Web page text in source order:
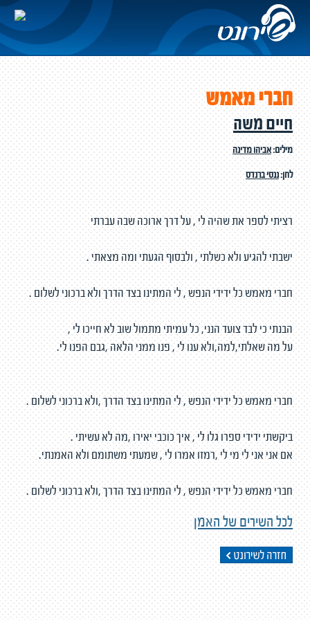
חברי מאמש
חיים משה
מילים:אביהו מדינה
לחן:ננסי ברנדס
רציתי לספר את שהיה לי , על דרך ארוכה שבה עברתי
ישבתי להגיע ולא כשלתי , ולבסוף הגעתי ומה מצאתי .
חברי מאמש כל ידידי הנפש , לי המתינו בצד הדרך ולא ברכוני לשלום .
הבנתי כי לבד צועד הנני, כל עמיתי מתמול שוב לא חייכו לי ,
על מה שאלתי,למה,ולא ענו לי , פנו ממני הלאה ,גבם הפנו לי.
חברי מאמש כל ידידי הנפש , לי המתינו בצד הדרך ,ולא ברכוני לשלום .
ביקשתי ידידי ספרו גלו לי , איך כוכבי יאירו ,מה לא עשיתי .
אם אני אני לי מי לי ,רמזו אמרו לי , שמעתי משתומם ולא האמנתי.
חברי מאמש כל ידידי הנפש , לי המתינו בצד הדרך ,ולא ברכוני לשלום .
לכל השירים של האמן